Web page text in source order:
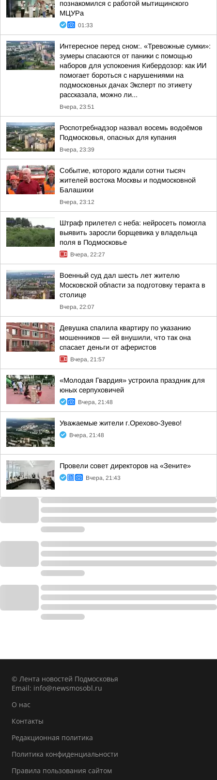
познакомился с работой мытищинского
МЦУРа
01:33
Интересное перед сном:. «Тревожные сумки»:
зумеры спасаются от паники с помощью
наборов для успокоения Кибердозор: как ИИ
помогает бороться с нарушениями на
подмосковных дачах Эксперт по этикету
рассказала, можно ли...
Вчера, 23:51
Роспотребнадзор назвал восемь водоёмов
Подмосковья, опасных для купания
Вчера, 23:39
Событие, которого ждали сотни тысяч
жителей востока Москвы и подмосковной
Балашихи
Вчера, 23:12
Штраф прилетел с неба: нейросеть помогла
выявить заросли борщевика у владельца
поля в Подмосковье
Вчера, 22:27
Военный суд дал шесть лет жителю
Московской области за подготовку теракта в
столице
Вчера, 22:07
Девушка спалила квартиру по указанию
мошенников — ей внушили, что так она
спасает деньги от аферистов
Вчера, 21:57
«Молодая Гвардия» устроила праздник для
юных серпуховичей
Вчера, 21:48
Уважаемые жители г.Орехово-Зуево!
Вчера, 21:48
Провели совет директоров на «Зените»
Вчера, 21:43
© Лента новостей Подмосковья
Email: info@newsmosobl.ru
О нас
Контакты
Редакционная политика
Политика конфиденциальности
Правила пользования сайтом